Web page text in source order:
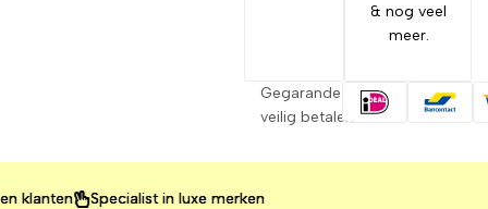
& nog veel
meer.
Gegarandeerd
veilig betalen
Specialist in luxe merken
Specialist in luxe merken
Specialist in luxe merken